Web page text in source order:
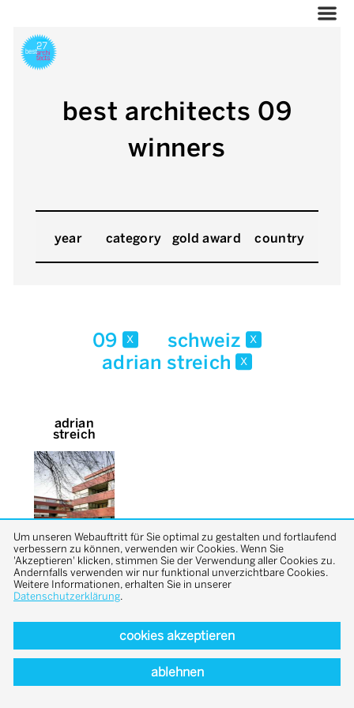
best architects 09
winners
year category gold award country
09 x schweiz x
adrian streich x
adrian
streich
back to top
Um unseren Webauftritt für Sie optimal zu gestalten und fortlaufend
verbessern zu können, verwenden wir Cookies. Wenn Sie
'Akzeptieren' klicken, stimmen Sie der Verwendung aller Cookies zu.
Andernfalls verwenden wir nur funktional unverzichtbare Cookies.
Weitere Informationen, erhalten Sie in unserer
Datenschutzerklärung.
cookies akzeptieren
ablehnen